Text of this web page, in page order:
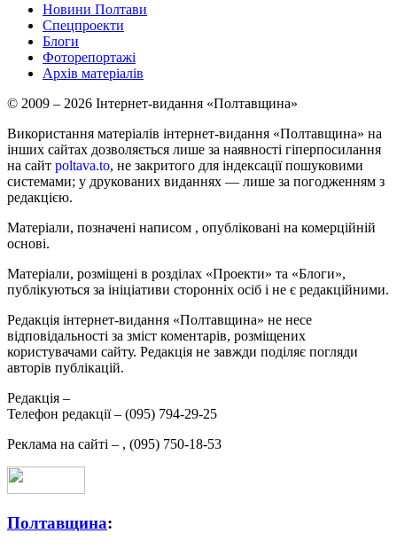
Новини Полтави
Спецпроекти
Блоги
Фоторепортажі
Архів матеріалів
© 2009 – 2026 Інтернет-видання «Полтавщина»
Використання матеріалів інтернет-видання «Полтавщина» на
інших сайтах дозволяється лише за наявності гіперпосилання
на сайт poltava.to, не закритого для індексації пошуковими
системами; у друкованих виданнях — лише за погодженням з
редакцією.
Матеріали, позначені написом , опубліковані на комерційній
основі.
Матеріали, розміщені в розділах «Проекти» та «Блоги»,
публікуються за ініціативи сторонніх осіб і не є редакційними.
Редакція інтернет-видання «Полтавщина» не несе
відповідальності за зміст коментарів, розміщених
користувачами сайту. Редакція не завжди поділяє погляди
авторів публікацій.
Редакція –
Телефон редакції – (095) 794-29-25
Реклама на сайті – , (095) 750-18-53
Полтавщина: